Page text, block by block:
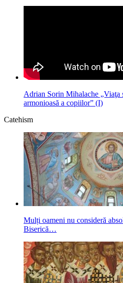
Adrian Sorin Mihalache „Viaţa
armonioasă a copiilor” (I)
Catehism
Mulți oameni nu consideră
Biserică…